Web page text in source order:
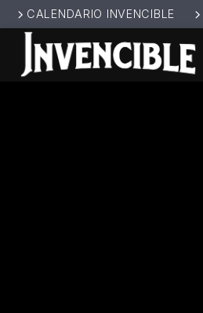
CALENDARIO INVENCIBLE